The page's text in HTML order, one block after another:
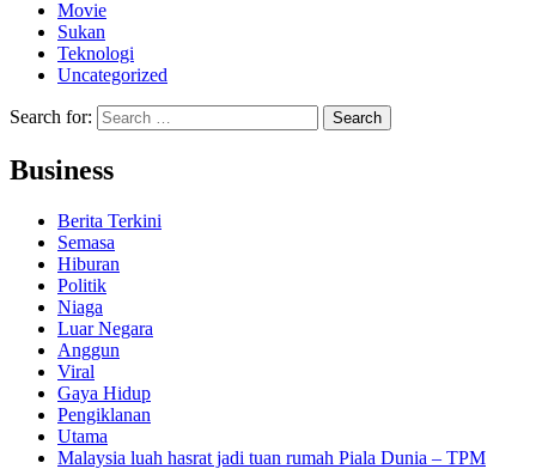
Movie
Sukan
Teknologi
Uncategorized
Search for:
Business
Berita Terkini
Semasa
Hiburan
Politik
Niaga
Luar Negara
Anggun
Viral
Gaya Hidup
Pengiklanan
Utama
Malaysia luah hasrat jadi tuan rumah Piala Dunia – TPM